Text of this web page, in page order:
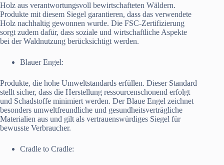
Holz aus verantwortungsvoll bewirtschafteten Wäldern.
Produkte mit diesem Siegel garantieren, dass das verwendete
Holz nachhaltig gewonnen wurde. Die FSC-Zertifizierung
sorgt zudem dafür, dass soziale und wirtschaftliche Aspekte
bei der Waldnutzung berücksichtigt werden.
Blauer Engel:
Produkte, die hohe Umweltstandards erfüllen. Dieser Standard
stellt sicher, dass die Herstellung ressourcenschonend erfolgt
und Schadstoffe minimiert werden. Der Blaue Engel zeichnet
besonders umweltfreundliche und gesundheitsverträgliche
Materialien aus und gilt als vertrauenswürdiges Siegel für
bewusste Verbraucher.
Cradle to Cradle: